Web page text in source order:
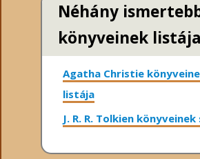
Néhány
könyveinek listája
Agatha Christie
listája
J. R. R. Tolkien